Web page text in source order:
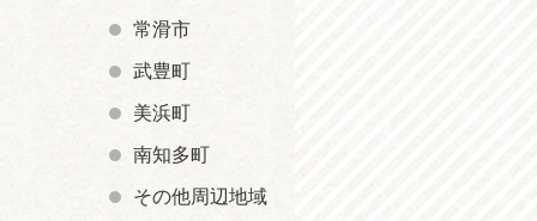
常滑市
武豊町
美浜町
南知多町
その他周辺地域